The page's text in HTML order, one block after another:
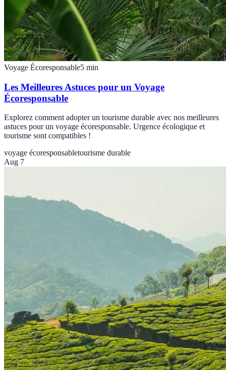
Voyage Écoresponsable5 min
Les Meilleures Astuces pour un Voyage
Écoresponsable
Explorez comment adopter un tourisme durable avec nos meilleures
astuces pour un voyage écoresponsable. Urgence écologique et
tourisme sont compatibles !
voyage écoresponsabletourisme durable
Aug 7